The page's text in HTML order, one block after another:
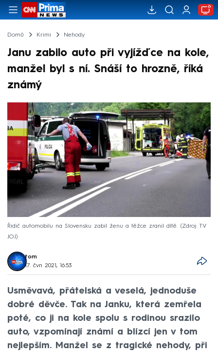
Domů Krimi Nehody
Janu zabilo auto při vyjížďce na kole,
manžel byl s ní. Snáší to hrozně, říká
známý
Řidič automobilu na Slovensku zabil ženu a těžce zranil dítě.
Zdroj: TV
JOJ
tom
17. čvn 2021, 16:53
Usměvavá, přátelská a veselá, jednoduše
dobré děvče. Tak na Janku, která zemřela
poté, co ji na kole spolu s rodinou srazilo
auto, vzpomínají známí a blízcí jen v tom
nejlepším. Manžel se z tragické nehody, při